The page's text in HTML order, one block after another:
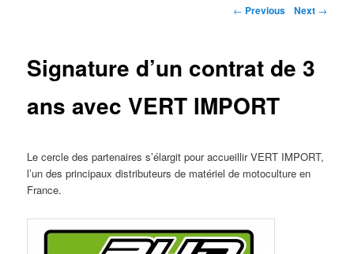
Post navigation
← Previous Next →
Signature d’un contrat de 3
ans avec VERT IMPORT
Le cercle des partenaires s’élargit pour accueillir VERT IMPORT,
l’un des principaux distributeurs de matériel de motoculture en
France.